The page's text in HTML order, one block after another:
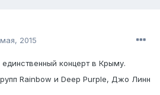
2015
концерт в Крыму.
Rainbow и Deep Purple, Джо Линн